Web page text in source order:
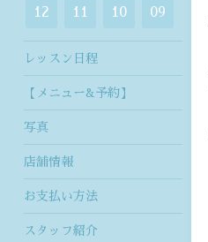
12 11 10 09
レッスン日程
【メニュー&予約】
写真
店舗情報
お支払い方法
スタッフ紹介